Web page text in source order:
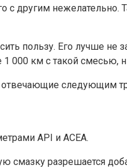
другим нежелательно.
пользу. Его лучше не
000 км с такой смесью,
отвечающие следующим
API и ACEA.
разрешается